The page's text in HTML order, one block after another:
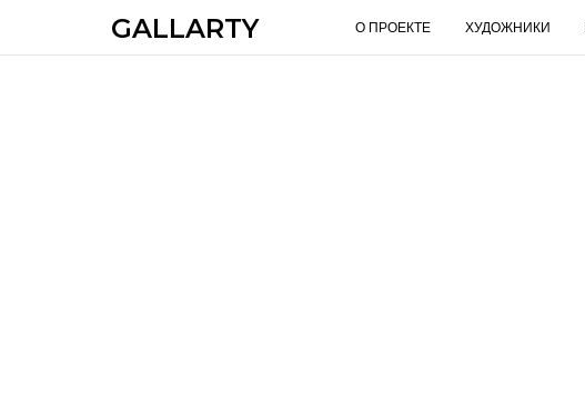
О ПРОЕКТЕ ХУДОЖНИКИ
GALLARTY